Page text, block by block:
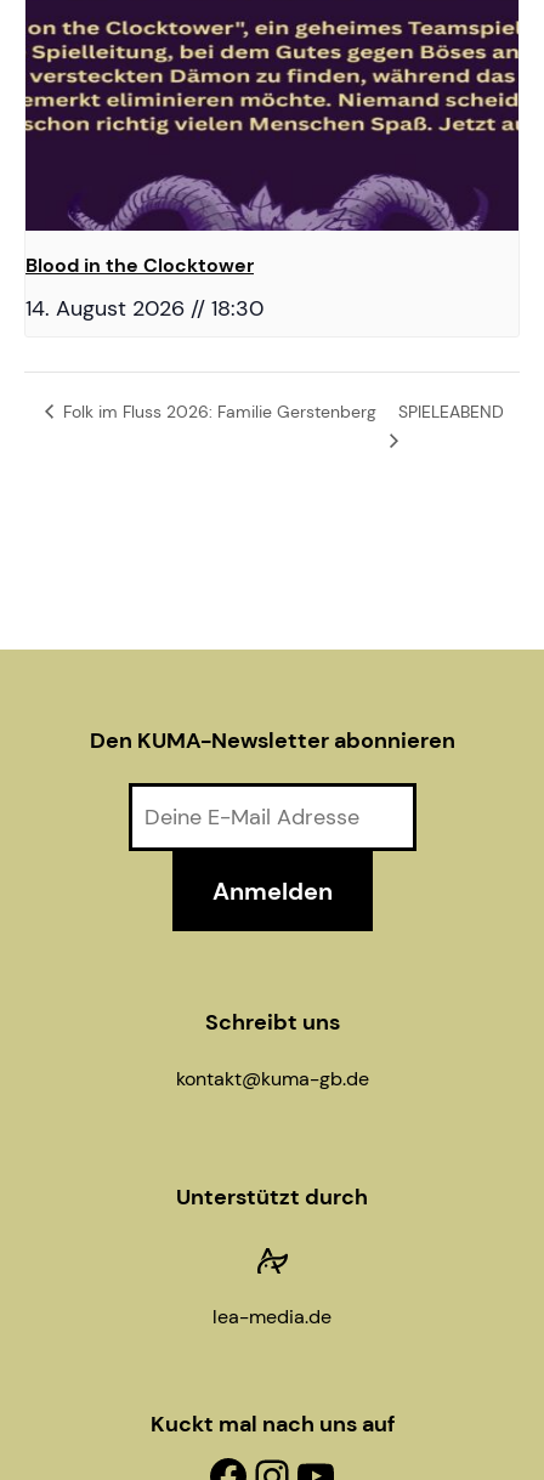
Blood in the Clocktower
14. August 2026 // 18:30
Folk im Fluss 2026: Familie Gerstenberg SPIELEABEND
Den KUMA-Newsletter abonnieren
Schreibt uns
kontakt@kuma-gb.de
Unterstützt durch
lea-media.de
Kuckt mal nach uns auf